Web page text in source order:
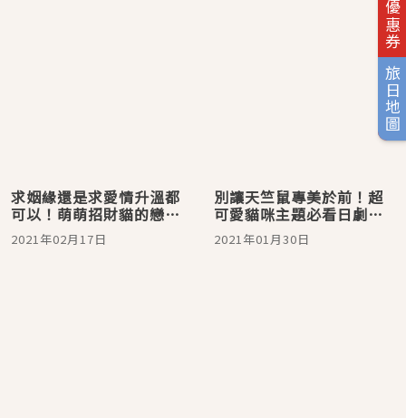
旅日地圖
求姻緣還是求愛情升溫都
可以！萌萌招財貓的戀愛
聖地淺草「今戶神社」
2021年02月17日
別讓天竺鼠專美於前！超
可愛貓咪主題必看日劇片
單來了！
2021年01月30日